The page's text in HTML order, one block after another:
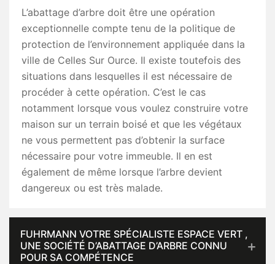
L’abattage d’arbre doit être une opération
exceptionnelle compte tenu de la politique de
protection de l’environnement appliquée dans la
ville de Celles Sur Ource. Il existe toutefois des
situations dans lesquelles il est nécessaire de
procéder à cette opération. C’est le cas
notamment lorsque vous voulez construire votre
maison sur un terrain boisé et que les végétaux
ne vous permettent pas d’obtenir la surface
nécessaire pour votre immeuble. Il en est
également de même lorsque l’arbre devient
dangereux ou est très malade.
FUHRMANN VOTRE SPÉCIALISTE ESPACE VERT ,
UNE SOCIÉTÉ D’ABATTAGE D’ARBRE CONNU
POUR SA COMPÉTENCE